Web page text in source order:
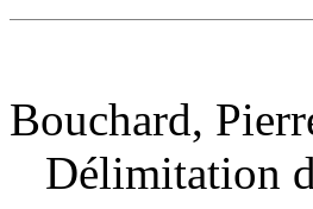
Bouchard,
Délimitation